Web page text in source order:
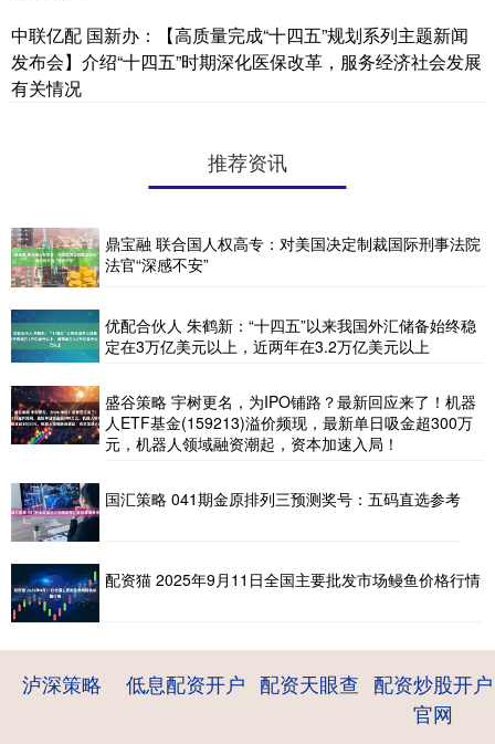
中联亿配 国新办：【高质量完成“十四五”规划系列主题新闻
发布会】介绍“十四五”时期深化医保改革，服务经济社会发展
有关情况
推荐资讯
鼎宝融 联合国人权高专：对美国决定制裁国际刑事法院
法官“深感不安”
优配合伙人 朱鹤新：“十四五”以来我国外汇储备始终稳
定在3万亿美元以上，近两年在3.2万亿美元以上
盛谷策略 宇树更名，为IPO铺路？最新回应来了！机器
人ETF基金(159213)溢价频现，最新单日吸金超300万
元，机器人领域融资潮起，资本加速入局！
国汇策略 041期金原排列三预测奖号：五码直选参考
配资猫 2025年9月11日全国主要批发市场鳗鱼价格行情
泸深策略 低息配资开户 配资天眼查 配资炒股开户
官网